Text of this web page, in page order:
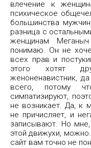
влечение к
психическое
большинства
разница с
женщинам
понимаю. Он не
всех прав и
этого хотят
женоненавистник,
всего, потому
симпатизируют,
не возникает. Да, к
не причисляет, и
записывают. Но
этой движухи,
сайт вам точно не